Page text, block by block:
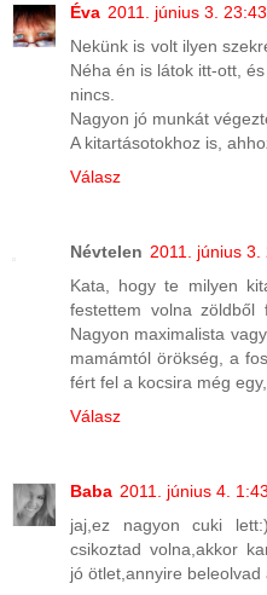
Éva 2011. június 3. 23:43
Nekünk is volt ilyen
Néha én is látok itt-ott,
nincs.
Nagyon jó munkát
A kitartásotokhoz is,
Válasz
Névtelen 2011. június 3.
Kata, hogy te milyen
festettem volna zöldből
Nagyon maximalista
mamámtól örökség, a
fért fel a kocsira még
Válasz
Baba 2011. június 4. 1:43
jaj,ez nagyon cuki
csikoztad volna,akkor
jó ötlet,annyire beleolvad